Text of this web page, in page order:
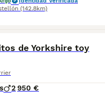
(142.8km)
de Yorkshire toy
2950 €